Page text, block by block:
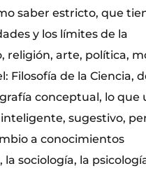
saber estricto, que
y los límites de la
religión, arte, política,
Filosofía de la Ciencia,
conceptual, lo que
sugestivo,
a conocimientos
sociología, la